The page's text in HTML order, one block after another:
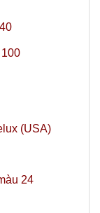
(USA)
24